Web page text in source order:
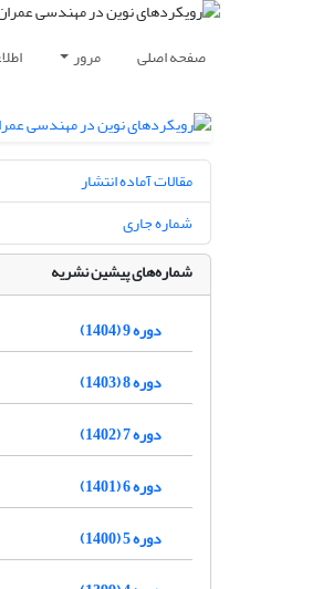
صفحه اصلی مرور
مقالات آماده انتشار
شماره جاری
شماره‌های پیشین نشریه
دوره 9 (1404)
دوره 8 (1403)
دوره 7 (1402)
دوره 6 (1401)
دوره 5 (1400)